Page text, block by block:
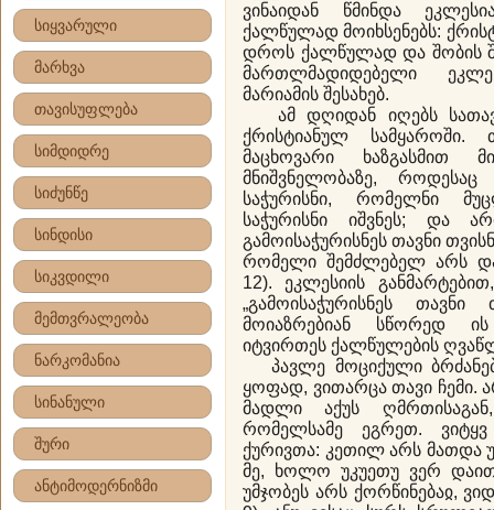
სიყვარული
მარხვა
თავისუფლება
სიმდიდრე
სიძუნწე
სინდისი
სიკვდილი
მემთვრალეობა
ნარკომანია
სინანული
შური
ანტიმოდერნიზმი
ვინაიდან წმინდა
ქალწულად მოიხსენებს:
დროს ქალწულად და შობის
მართლმადიდებელი
მარიამის შესახებ.
ამ დღიდან იღებს
ქრისტიანულ სამყაროში.
მაცხოვარი ხაზგასმით
მნიშვნელობაზე, როდესაც
საჭურისნი, რომელნი
საჭურისნი იშვნეს; და
გამოისაჭურისნეს თავნი
რომელი შემძლებელ არს
12). ეკლესიის
„გამოისაჭურისნეს თავნი
მოიაზრებიან სწორედ
იტვირთეს ქალწულების
პავლე მოციქული
ყოფად, ვითარცა თავი ჩემი.
მადლი აქუს
რომელსამე ეგრეთ.
ქურივთა: კეთილ არს მათდა
მე, ხოლო უკუეთუ ვერ
უმჯობეს არს ქორწინებაჲ,